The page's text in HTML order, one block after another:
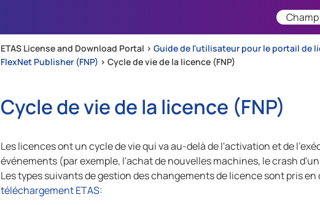
ETAS License and Download Portal > Guide de l'utilisateur pour le portail de
FlexNet Publisher (FNP) > Cycle de vie de la licence (FNP)
Cycle de vie de la licence (FNP)
Les licences ont un cycle de vie qui va au-delà de l'activation et de
événements (par exemple, l'achat de nouvelles machines, le crash
Les types suivants de gestion des changements de licence sont pris en
téléchargement ETAS: